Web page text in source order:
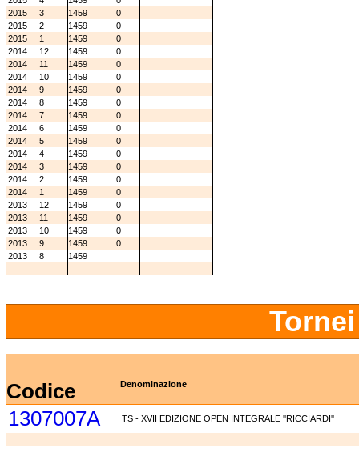
2015
3 1459
0
2015
2 1459
0
2015
1 1459
0
2014
12 1459
0
2014
11 1459
0
2014
10 1459
0
2014
9 1459
0
2014
8 1459
0
2014
7 1459
0
2014
6 1459
0
2014
5 1459
0
2014
4 1459
0
2014
3 1459
0
2014
2 1459
0
2014
1 1459
0
2013
12 1459
0
2013
11 1459
0
2013
10 1459
0
2013
9 1459
0
2013
8 1459
Codice Denominazione
1307007A TS - XVII EDIZIONE OPEN INTEGRALE ''RICCIARDI''